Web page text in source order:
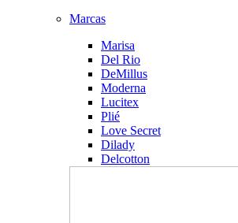
Marcas
Marisa
Del Rio
DeMillus
Moderna
Lucitex
Plié
Love Secret
Dilady
Delcotton